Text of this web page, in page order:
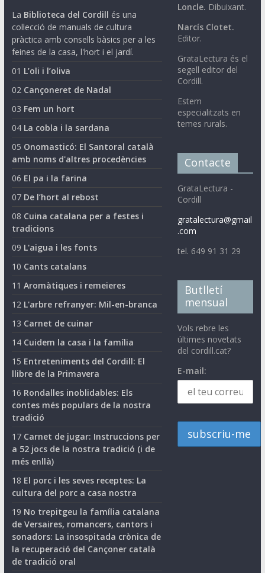
La Biblioteca del Cordill és una
col·lecció de manuals de cultura
pràctica amb consells bàsics per a les
feines de la casa, l'hort i el jardí.
01 L’oli i l’oliva
02 Cançoneret de Nadal
03 Fem un hort
04 La cobla i la sardana
05 Onomasticó: El Santoral català
amb noms d'altres procedències
06 El pa i la farina
07 De l’hort al rebost
08 Cuina catalana per a festes i
tradicions
09 L'aigua i les fonts
10 Cants catalans
11 Aromàtiques i remeieres
12 L'arbre refranyer: Mil-en-branca
13 Carnet de cuinar
14 Cuidem la casa i la família
15 Entreteniments del Cordill: El
llibre de la Primavera
16 Rondalles inoblidables: Els
contes més populars de la nostra
tradició
17 Carnet de jugar: Instruccions per
a 52 jocs de la nostra tradició (i de
més enllà)
18 El porc i les seves receptes: La
cultura del porc a casa nostra
19 No trepitgeu la família catalana
de Versaires, romancers, cantors i
sonadors: La insospitada crònica de
la recuperació del Cançoner català
de tradició oral
Loncle. Dibuixant.
Narcís Clotet.
Editor.
GrataLectura és el
segell editor del
Cordill.
Estem
especialitzats en
temes rurals.
Contacte
GrataLectura -
Cordill
gratalectura@gmail
.com
tel. 649 91 31 29
Butlletí
mensual
Vols rebre les
últimes novetats
del cordill.cat?
E-mail: